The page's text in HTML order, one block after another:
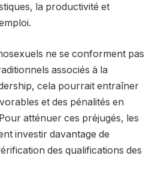
la productivité et
ne se conforment pas
associés à la
cela pourrait entraîner
et des pénalités en
atténuer ces préjugés, les
investir davantage de
des qualifications des